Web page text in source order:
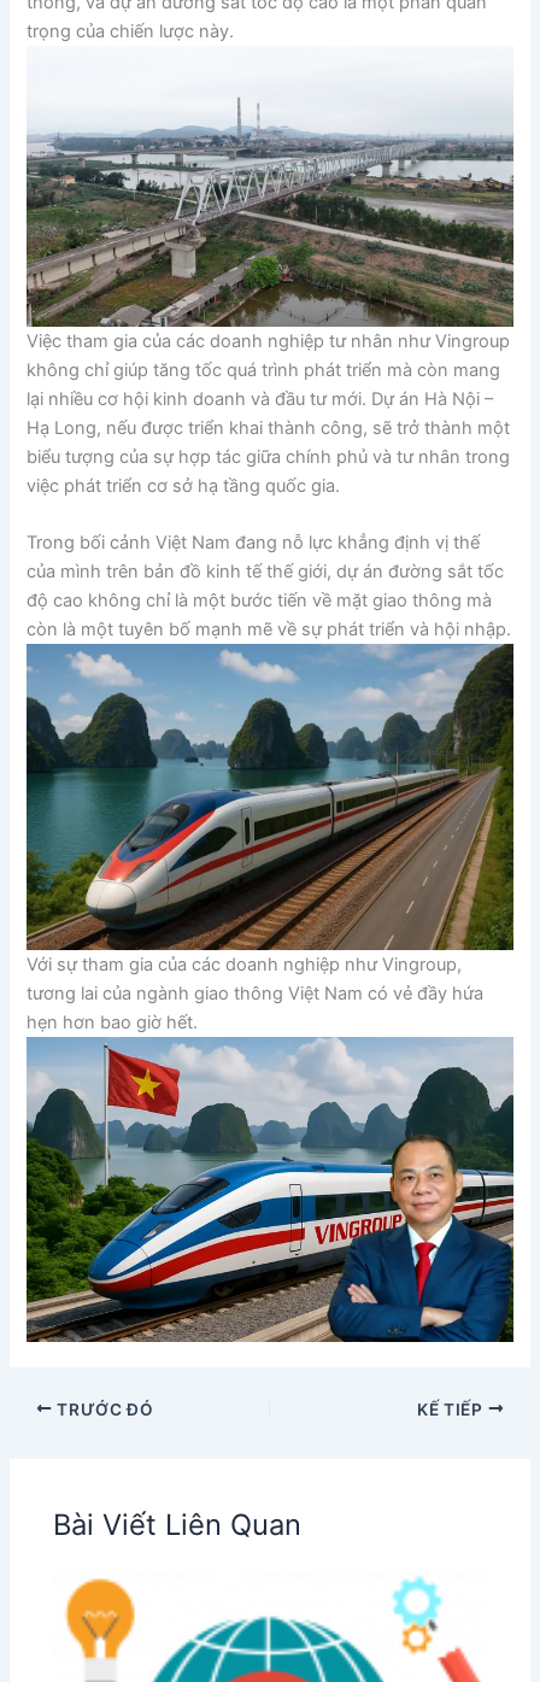
trọng của chiến lược này.
Việc tham gia của các doanh nghiệp tư nhân như Vingroup
không chỉ giúp tăng tốc quá trình phát triển mà còn mang
lại nhiều cơ hội kinh doanh và đầu tư mới. Dự án Hà Nội –
Hạ Long, nếu được triển khai thành công, sẽ trở thành một
biểu tượng của sự hợp tác giữa chính phủ và tư nhân trong
việc phát triển cơ sở hạ tầng quốc gia.
Trong bối cảnh Việt Nam đang nỗ lực khẳng định vị thế
của mình trên bản đồ kinh tế thế giới, dự án đường sắt tốc
độ cao không chỉ là một bước tiến về mặt giao thông mà
còn là một tuyên bố mạnh mẽ về sự phát triển và hội nhập.
Với sự tham gia của các doanh nghiệp như Vingroup,
tương lai của ngành giao thông Việt Nam có vẻ đầy hứa
hẹn hơn bao giờ hết.
TRƯỚC ĐÓ KẾ TIẾP
Bài Viết Liên Quan